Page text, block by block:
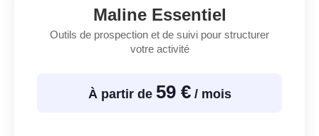
Maline Essentiel
Outils de prospection et de suivi pour structurer
votre activité
À partir de 59 €/ mois